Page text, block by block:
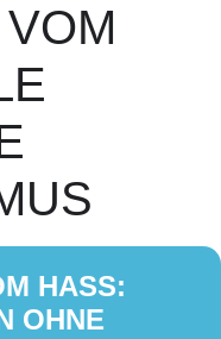
HASS:
OHNE